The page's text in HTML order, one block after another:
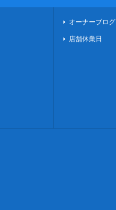
オーナーブログ
店舗休業日